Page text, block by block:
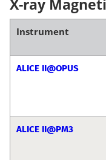
X-ray
Instrument
ALICE II@OPUS
ALICE II@PM3